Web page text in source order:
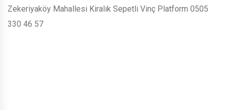
Zekeriyaköy Mahallesi Kiralık Sepetli Vinç Platform 0505
330 46 57